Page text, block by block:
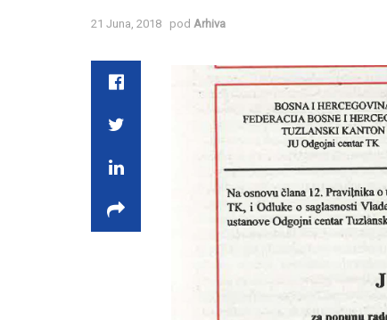
21 Juna, 2018 pod Arhiva